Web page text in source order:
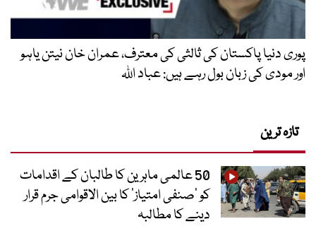
پوری دنیا پاکستان کی ثالثی کی معترف، عمران خان نیتن یاہو
اور مودی کی زبان بول رہے ہیں: عباد اللہ
تازہ ترین
50 عالمی ماہرین کا طالبان کے اقدامات
کو ’صنفی امتیاز‘ کا بین الاقوامی جرم قرار
دینے کا مطالبہ